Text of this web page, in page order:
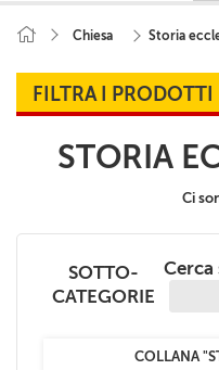
Chiesa Storia
FILTRA I PRODOTTI
STORIA
Ci
SOTTO-
CATEGORIE
COLLANA